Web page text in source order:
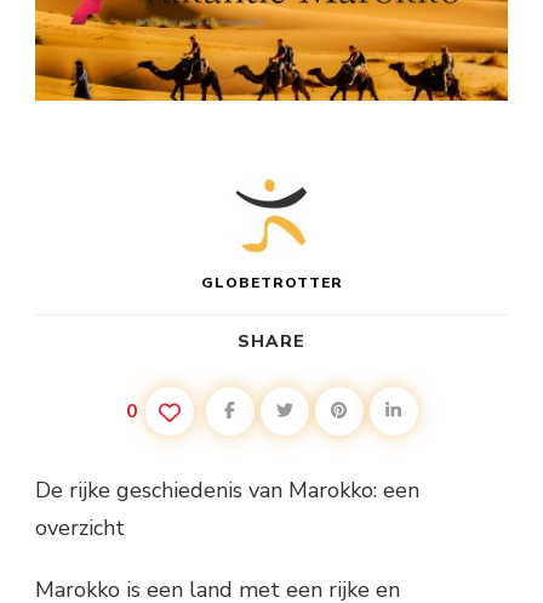
GLOBETROTTER
SHARE
0
De rijke geschiedenis van Marokko: een
overzicht
Marokko is een land met een rijke en